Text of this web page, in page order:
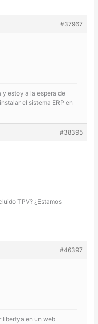
#37967
y estoy a la espera de
el sistema ERP en
#38395
TPV? ¿Estamos
#46397
libertya en un web